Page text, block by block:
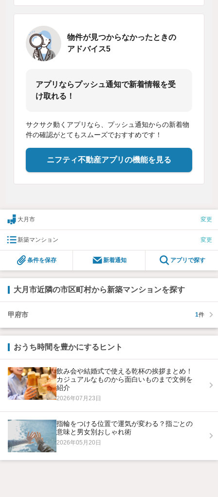
物件が見つからなかったときの
アドバイス5
アプリならプッシュ通知で新着情報を受
け取れる！
サクサク動くアプリなら、プッシュ通知からの新着物
件の確認がとてもスムーズでおすすめです！
ニフティ不動産アプリの機能を見る
大月市 変更
新築マンション 変更
条件を保存 新着通知 アプリで探す
大月市近隣の市区町村から新築マンションを探す
甲府市 1件
おうち時間を豊かにするヒント
飲み会や結婚式で使える乾杯の挨拶まとめ！
カジュアルなものから面白いものまで文例を
紹介
2026年07月23日
指輪をつける位置で運気が変わる？指ごとの
意味と男女別おしゃれ術
2026年05月20日